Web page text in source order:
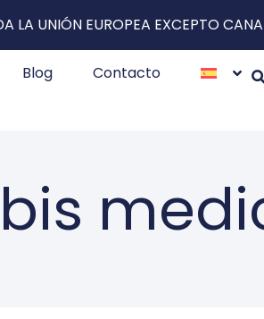
LA UNIÓN EUROPEA EXCEPTO
Blog Contacto